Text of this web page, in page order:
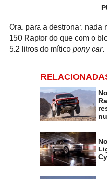
Ora, para a destronar, nada
150 Raptor do que com o
5.2 litros do mítico pony car.